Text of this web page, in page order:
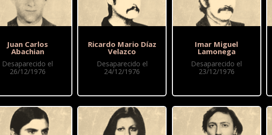
Juan Carlos
Abachian
Desaparecido el
26/12/1976
Ricardo Mario Díaz
Velazco
Desaparecido el
24/12/1976
Imar Miguel
Lamonega
Desaparecido el
23/12/1976